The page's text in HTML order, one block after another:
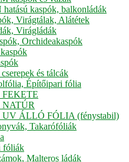
kaspók, balkonládák
Virágtálak, Alátétek
Virágládák
Orchideakaspók
és tálcák
Építőipari fólia
FEKETE
NATÚR
UV ÁLLÓ FÓLIA (fénystabil)
Takarófóliák
fóliák
Malteros ládák